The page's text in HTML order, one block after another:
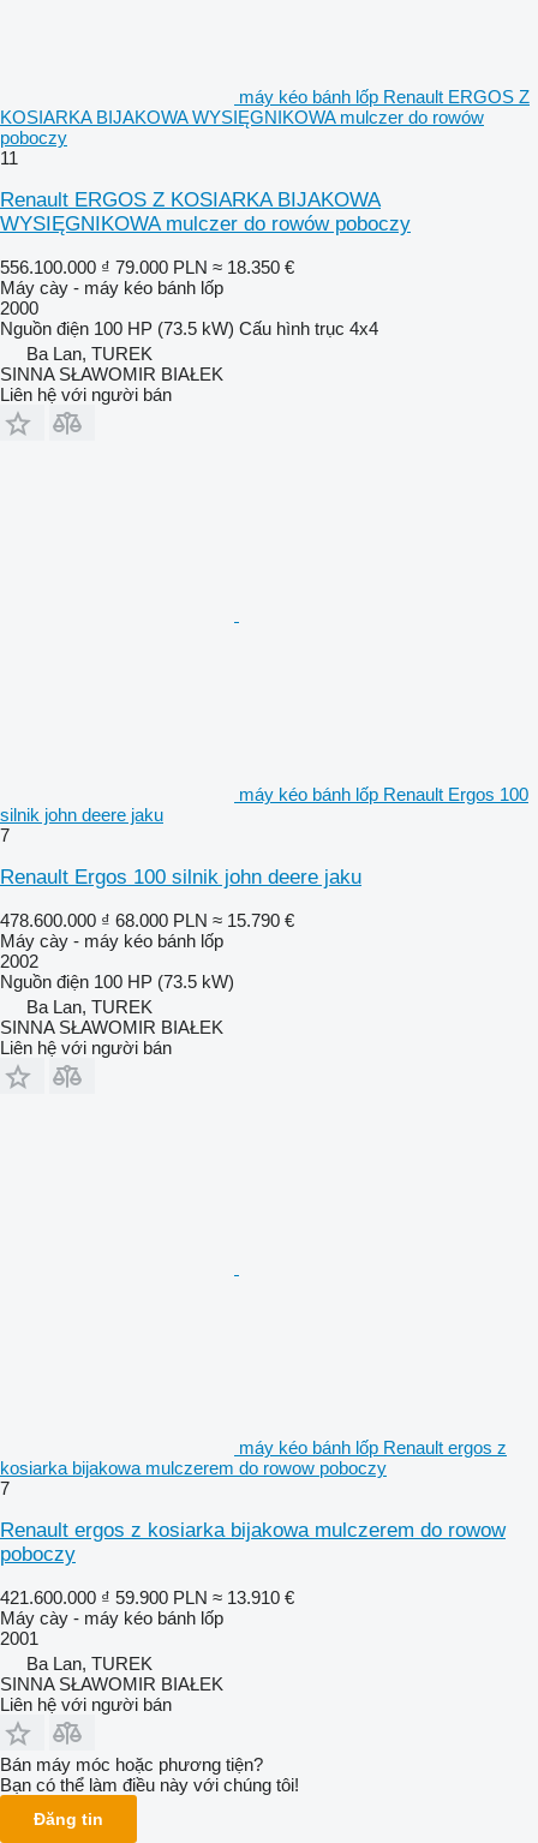
máy kéo bánh lốp Renault ERGOS Z
KOSIARKA BIJAKOWA WYSIĘGNIKOWA mulczer do rowów
poboczy
11
Renault ERGOS Z KOSIARKA BIJAKOWA
WYSIĘGNIKOWA mulczer do rowów poboczy
556.100.000 ₫ 79.000 PLN ≈ 18.350 €
Máy cày - máy kéo bánh lốp
2000
Nguồn điện 100 HP (73.5 kW) Cấu hình trục 4x4
Ba Lan, TUREK
SINNA SŁAWOMIR BIAŁEK
Liên hệ với người bán
máy kéo bánh lốp Renault Ergos 100
silnik john deere jaku
7
Renault Ergos 100 silnik john deere jaku
478.600.000 ₫ 68.000 PLN ≈ 15.790 €
Máy cày - máy kéo bánh lốp
2002
Nguồn điện 100 HP (73.5 kW)
Ba Lan, TUREK
SINNA SŁAWOMIR BIAŁEK
Liên hệ với người bán
máy kéo bánh lốp Renault ergos z
kosiarka bijakowa mulczerem do rowow poboczy
7
Renault ergos z kosiarka bijakowa mulczerem do rowow
poboczy
421.600.000 ₫ 59.900 PLN ≈ 13.910 €
Máy cày - máy kéo bánh lốp
2001
Ba Lan, TUREK
SINNA SŁAWOMIR BIAŁEK
Liên hệ với người bán
Bán máy móc hoặc phương tiện?
Bạn có thể làm điều này với chúng tôi!
Đăng tin